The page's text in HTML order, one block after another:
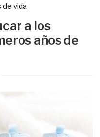
de vida
a los
años de